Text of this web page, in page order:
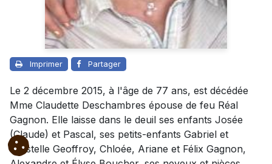
Imprimer Partager
Le 2 décembre 2015, à l'âge de 77 ans, est décédée
Mme Claudette Deschambres épouse de feu Réal
Gagnon. Elle laisse dans le deuil ses enfants Josée
(Claude) et Pascal, ses petits-enfants Gabriel et
Krystelle Geoffroy, Chloée, Ariane et Félix Gagnon,